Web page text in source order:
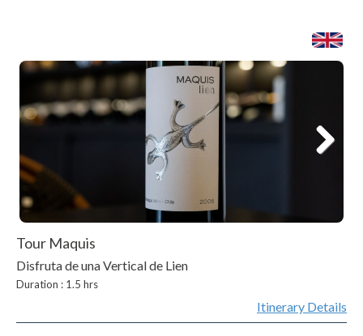
Tour Maquis
Disfruta de una Vertical de Lien
Duration : 1.5 hrs
Itinerary Details